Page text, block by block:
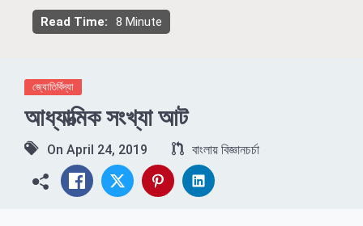
Read Time: 8 Minute
জ্যোতির্বিদ্যা
আধ্যাত্মিক সংখ্যা আট
On April 24, 2019 বাংলায় বিজ্ঞানচর্চা